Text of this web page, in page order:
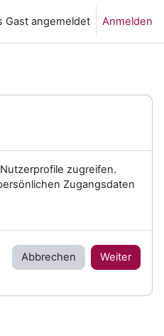
Gast angemeldet Anmelden
zugreifen.
Zugangsdaten
Abbrechen Weiter